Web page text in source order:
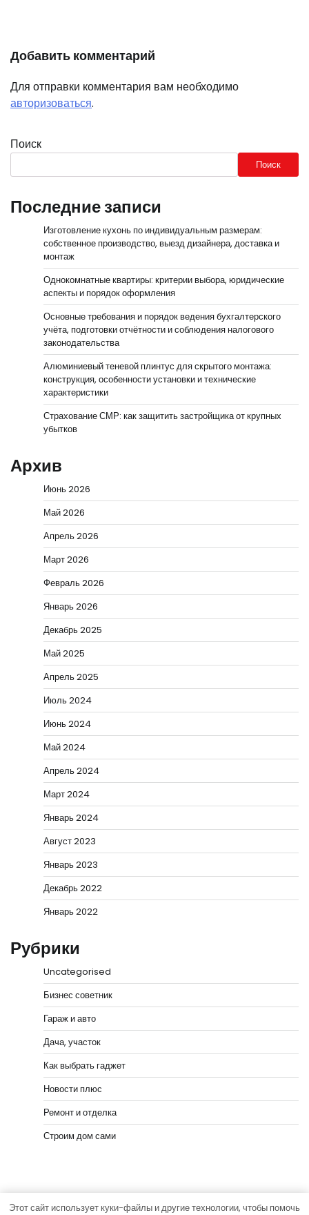
Добавить комментарий
Для отправки комментария вам необходимо
авторизоваться.
Поиск
Поиск
Последние записи
Изготовление кухонь по индивидуальным размерам:
собственное производство, выезд дизайнера, доставка и
монтаж
Однокомнатные квартиры: критерии выбора, юридические
аспекты и порядок оформления
Основные требования и порядок ведения бухгалтерского
учёта, подготовки отчётности и соблюдения налогового
законодательства
Алюминиевый теневой плинтус для скрытого монтажа:
конструкция, особенности установки и технические
характеристики
Страхование СМР: как защитить застройщика от крупных
убытков
Архив
Июнь 2026
Май 2026
Апрель 2026
Март 2026
Февраль 2026
Январь 2026
Декабрь 2025
Май 2025
Апрель 2025
Июль 2024
Июнь 2024
Май 2024
Апрель 2024
Март 2024
Январь 2024
Август 2023
Январь 2023
Декабрь 2022
Январь 2022
Рубрики
Uncategorised
Бизнес советник
Гараж и авто
Дача, участок
Как выбрать гаджет
Новости плюс
Ремонт и отделка
Строим дом сами
Этот сайт использует куки-файлы и другие технологии, чтобы помочь